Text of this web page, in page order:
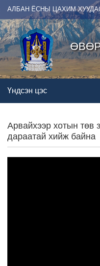
АЛБАН ЁСНЫ ЦАХИМ
Үндсэн цэс
Арвайхээр хотын төв
дараатай хийж байна